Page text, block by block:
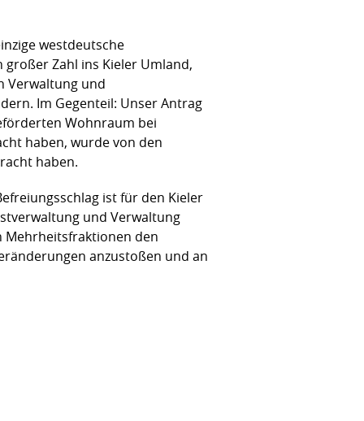
westdeutsche
Zahl ins Kieler Umland,
Verwaltung und
Im Gegenteil: Unser Antrag
Wohnraum bei
haben, wurde von den
haben.
ist für den Kieler
und Verwaltung
Mehrheitsfraktionen den
anzustoßen und an